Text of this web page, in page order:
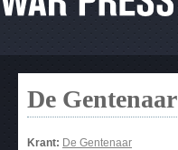
De Gentenaar
Krant: De Gentenaar